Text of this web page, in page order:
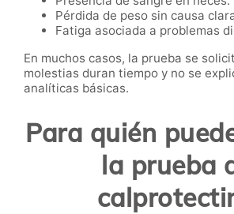
Pérdida de peso sin causa
Fatiga asociada a problemas
En muchos casos, la prueba se
molestias duran tiempo y no se
analíticas básicas.
Para quién
la prueba